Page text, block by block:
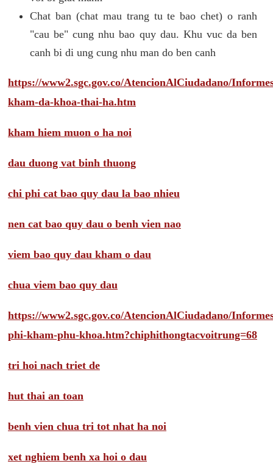
Chat ban (chat mau trang tu te bao chet) o ranh
"cau be" cung nhu bao quy dau. Khu vuc da ben
canh bi di ung cung nhu man do ben canh
https://www2.sgc.gov.co/AtencionAlCiudadano/
kham-da-khoa-thai-ha.htm
kham hiem muon o ha noi
dau duong vat binh thuong
chi phi cat bao quy dau la bao nhieu
nen cat bao quy dau o benh vien nao
viem bao quy dau kham o dau
chua viem bao quy dau
https://www2.sgc.gov.co/AtencionAlCiudadano/
phi-kham-phu-khoa.htm?chiphithongtacvoitrung=68
tri hoi nach triet de
hut thai an toan
benh vien chua tri tot nhat ha noi
xet nghiem benh xa hoi o dau